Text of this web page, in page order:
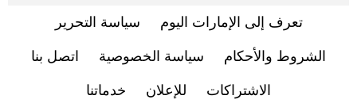
تعرف إلى الإمارات اليوم سياسة التحرير
الشروط والأحكام سياسة الخصوصية اتصل بنا
الاشتراكات للإعلان خدماتنا